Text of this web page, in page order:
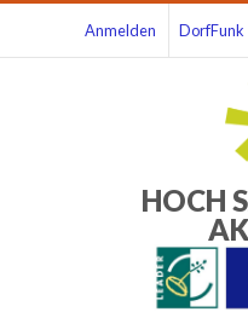
Anmelden DorfFunk
HOCH